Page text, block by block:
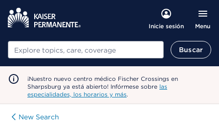
Inicie sesión Menu
Buscar Buscar
¡Nuestro nuevo centro médico Fischer Crossings en
Sharpsburg ya está abierto! Infórmese sobre las
especialidades, los horarios y más.
New Search